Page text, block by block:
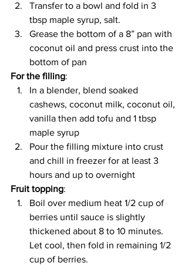
Transfer to a bowl and fold in 3
tbsp maple syrup, salt.
Grease the bottom of a 8” pan with
coconut oil and press crust into the
bottom of pan
For the filling:
In a blender, blend soaked
cashews, coconut milk, coconut oil,
vanilla then add tofu and 1 tbsp
maple syrup
Pour the filling mixture into crust
and chill in freezer for at least 3
hours and up to overnight
Fruit topping:
Boil over medium heat 1/2 cup of
berries until sauce is slightly
thickened about 8 to 10 minutes.
Let cool, then fold in remaining 1/2
cup of berries.